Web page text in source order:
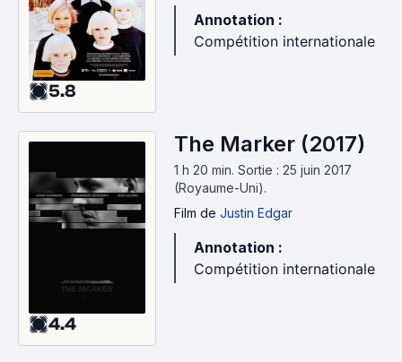
5.8
Annotation :
Compétition internationale
4.4
The Marker (2017)
1 h 20 min. Sortie : 25 juin 2017
(Royaume-Uni).
Film de Justin Edgar
Annotation :
Compétition internationale